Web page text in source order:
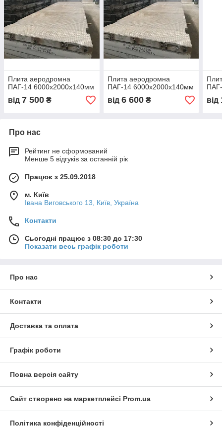
Плита аеродромна
ПАГ-14 6000х2000х140мм
від 7 500 ₴
Плита аеродромна
ПАГ-14 6000х2000х140мм
від 6 600₴ від
Про нас
Рейтинг не сформований
Менше 5 відгуків за останній рік
Працює з 25.09.2018
м. Київ
Івана Виговського 13, Київ, Україна
Контакти
Сьогодні працює з 08:30 до 17:30
Показати весь графік роботи
Про нас
Контакти
Доставка та оплата
Графік роботи
Повна версія сайту
Сайт створено на маркетплейсі Prom.ua
Політика конфіденційності